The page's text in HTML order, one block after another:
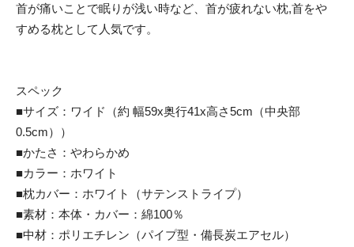
首が痛いことで眠りが浅い時など、首が疲れない枕,首をや
すめる枕として人気です。
スペック
■サイズ：ワイド（約 幅59x奥行41x高さ5cm（中央部
0.5cm））
■かたさ：やわらかめ
■カラー：ホワイト
■枕カバー：ホワイト（サテンストライプ）
■素材：本体・カバー：綿100％
■中材：ポリエチレン（パイプ型・備長炭エアセル）